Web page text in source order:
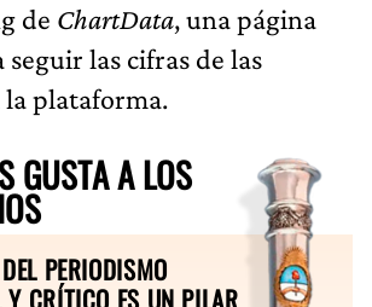
de ChartData, una página
seguir las cifras de las
la plataforma.
GUSTA A LOS
PERIODISMO
Y CRÍTICO ES UN PILAR